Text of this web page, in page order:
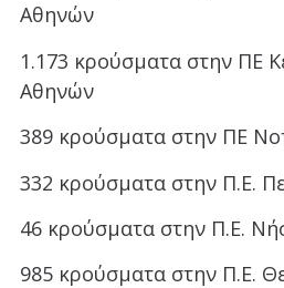
Αθηνών
1.173 κρούσματα στην ΠΕ
Αθηνών
389 κρούσματα στην ΠΕ
332 κρούσματα στην Π.Ε.
46 κρούσματα στην Π.Ε.
985 κρούσματα στην Π.Ε.